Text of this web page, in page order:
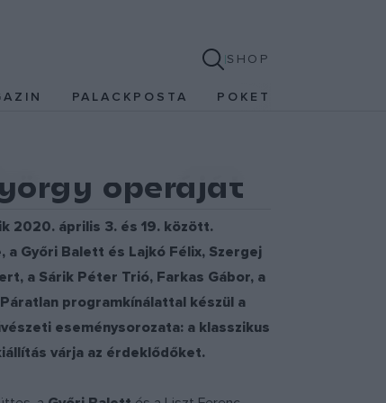
SHOP
PALACKPOSTA POKET
operáját
2020. április 3. és 19. között.
Győri Balett és Lajkó Félix, Szergej
a Sárik Péter Trió, Farkas Gábor, a
programkínálattal készül a
eseménysorozata: a klasszikus
várja az érdeklődőket.